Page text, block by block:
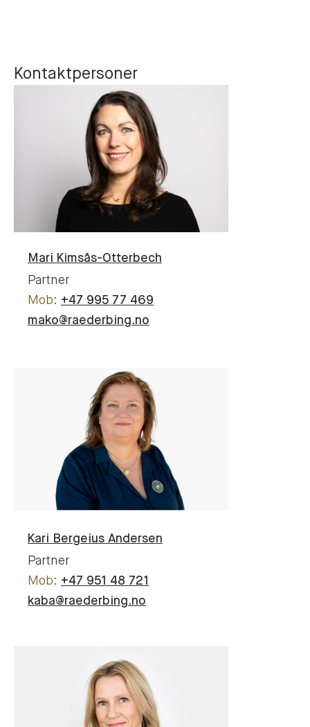
Kontaktpersoner
Mari Kimsås-Otterbech
Partner
+47 995 77 469
mako@raederbing.no
Kari Bergeius Andersen
Partner
+47 951 48 721
kaba@raederbing.no